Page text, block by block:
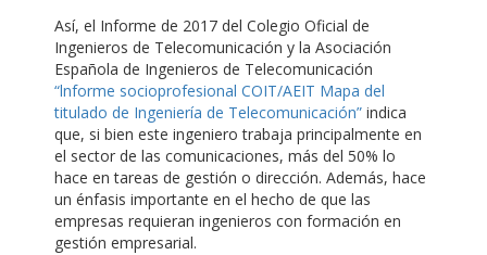
Así, el Informe de 2017 del Colegio Oficial de
Ingenieros de Telecomunicación y la Asociación
Española de Ingenieros de Telecomunicación
“lnforme socioprofesional COIT/AEIT Mapa del
titulado de Ingeniería de Telecomunicación” indica
que, si bien este ingeniero trabaja principalmente en
el sector de las comunicaciones, más del 50% lo
hace en tareas de gestión o dirección. Además, hace
un énfasis importante en el hecho de que las
empresas requieran ingenieros con formación en
gestión empresarial.